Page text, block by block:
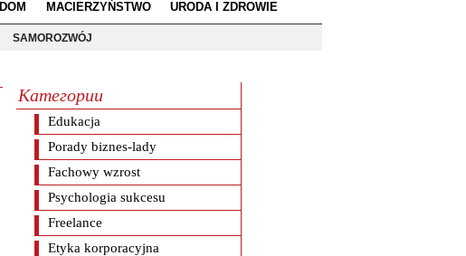
DOM MACIERZYŃSTWO
URODA I ZDROWIE
SAMOROZWÓJ
Категории
Edukacja
Porady biznes-lady
Fachowy wzrost
Psychologia sukcesu
Freelance
Etyka korporacyjna